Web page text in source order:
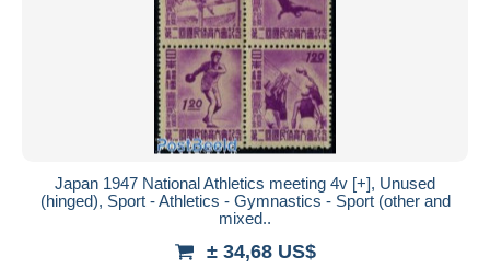
Japan 1947 National Athletics meeting 4v [+], Unused
(hinged), Sport - Athletics - Gymnastics - Sport (other and
mixed..
± 34,68 US$